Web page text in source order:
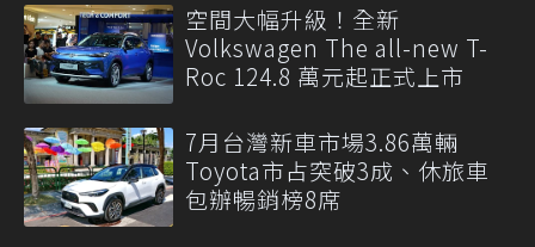
空間大幅升級！全新
Volkswagen The all-new T-
Roc 124.8 萬元起正式上市
7月台灣新車市場3.86萬輛
Toyota市占突破3成、休旅車
包辦暢銷榜8席